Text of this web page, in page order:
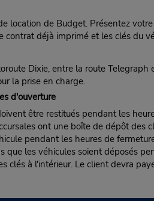
location de Budget. Présentez
contrat déjà imprimé et les clés du
Dixie, entre la route Telegraph
la prise en charge.
d'ouverture
être restitués pendant les
ont une boîte de dépôt
pendant les heures de
que les véhicules soient déposés
clés à l'intérieur. Le client devra